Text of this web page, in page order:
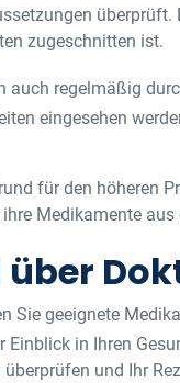
zugeschnitten ist.
auch regelmäßig
eingesehen
für den höheren
Medikamente aus
Sie geeignete
Einblick in Ihren
und Ihr